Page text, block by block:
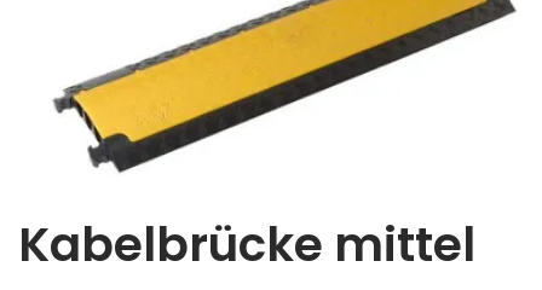
Kabelbrücke mittel